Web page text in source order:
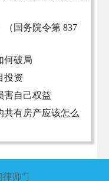
（国务院令第 837
何破局
投资
害自己权益
共有房产应该怎么
律师"]